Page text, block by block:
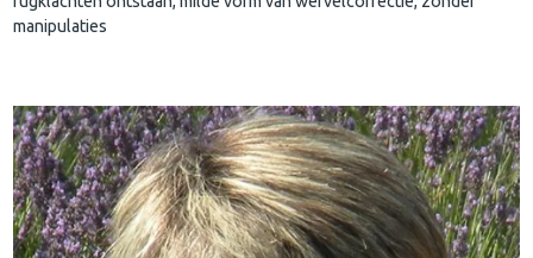
manipulaties